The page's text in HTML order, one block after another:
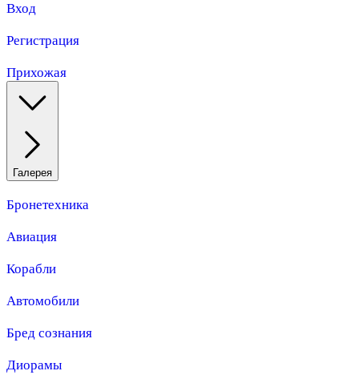
Вход
Регистрация
Прихожая
Галерея
Бронетехника
Авиация
Корабли
Автомобили
Бред сознания
Диорамы